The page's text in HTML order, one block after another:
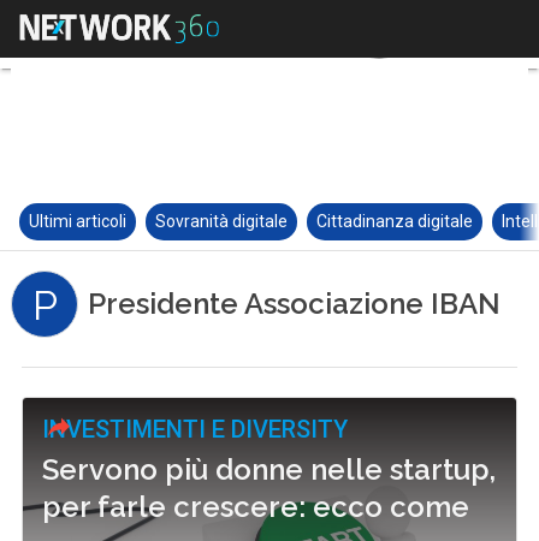
Ultimi articoli Sovranità digitale Cittadinanza digitale
P Presidente Associazione IBAN
INVESTIMENTI E DIVERSITY
Servono più donne nelle startup,
per farle crescere: ecco come